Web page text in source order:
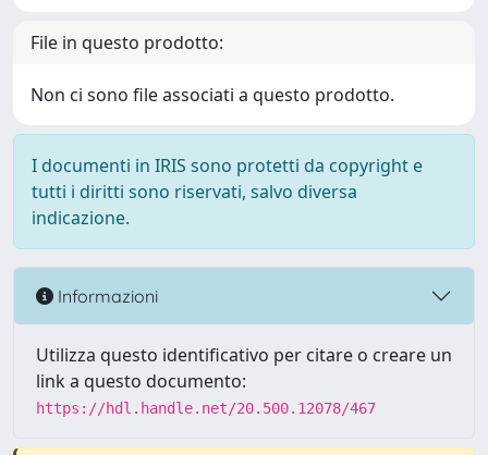
File in questo prodotto:
Non ci sono file associati a questo prodotto.
I documenti in IRIS sono protetti da copyright e
tutti i diritti sono riservati, salvo diversa
indicazione.
Informazioni
Utilizza questo identificativo per citare o creare un
link a questo documento:
https://hdl.handle.net/20.500.12078/467